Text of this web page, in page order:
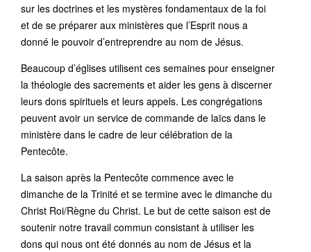
sur les doctrines et les mystères fondamentaux de la foi
et de se préparer aux ministères que l’Esprit nous a
donné le pouvoir d’entreprendre au nom de Jésus.
Beaucoup d’églises utilisent ces semaines pour enseigner
la théologie des sacrements et aider les gens à discerner
leurs dons spirituels et leurs appels. Les congrégations
peuvent avoir un service de commande de laïcs dans le
ministère dans le cadre de leur célébration de la
Pentecôte.
La saison après la Pentecôte commence avec le
dimanche de la Trinité et se termine avec le dimanche du
Christ Roi/Règne du Christ. Le but de cette saison est de
soutenir notre travail commun consistant à utiliser les
dons qui nous ont été donnés au nom de Jésus et la